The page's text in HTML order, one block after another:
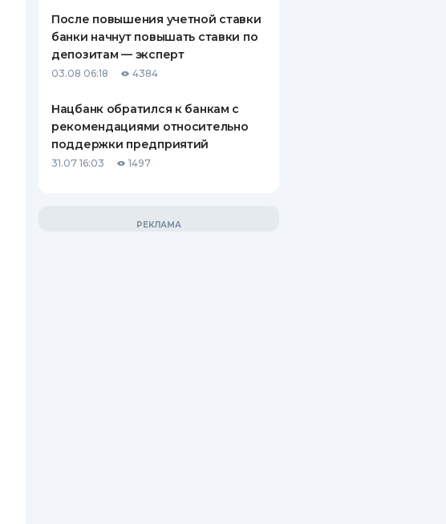
После повышения учетной ставки
банки начнут повышать ставки по
депозитам — эксперт
03.08 06:18 4384
Нацбанк обратился к банкам с
рекомендациями относительно
поддержки предприятий
31.07 16:03 1497